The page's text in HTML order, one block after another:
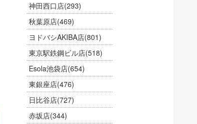
神田西口店(293)
秋葉原店(469)
ヨドバシAKIBA店(801)
東京駅鉄鋼ビル店(518)
Esola池袋店(654)
東銀座店(476)
日比谷店(727)
赤坂店(344)